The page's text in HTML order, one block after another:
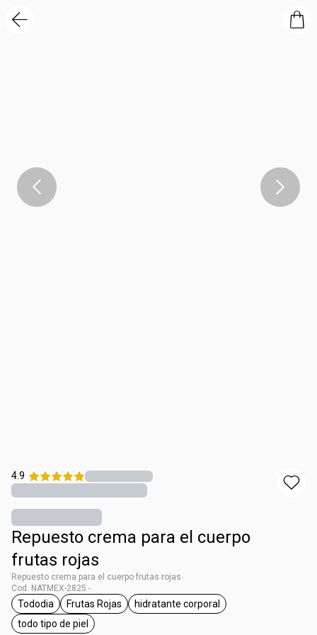
4.9
Repuesto crema para el cuerpo
frutas rojas
Repuesto crema para el cuerpo frutas rojas
Cod. NATMEX-2825 -
etiqueta Tododia
Tododia
etiqueta Frutas Rojas
Frutas Rojas
etiqueta hidratante corporal
hidratante corporal
etiqueta todo tipo de piel
todo tipo de piel